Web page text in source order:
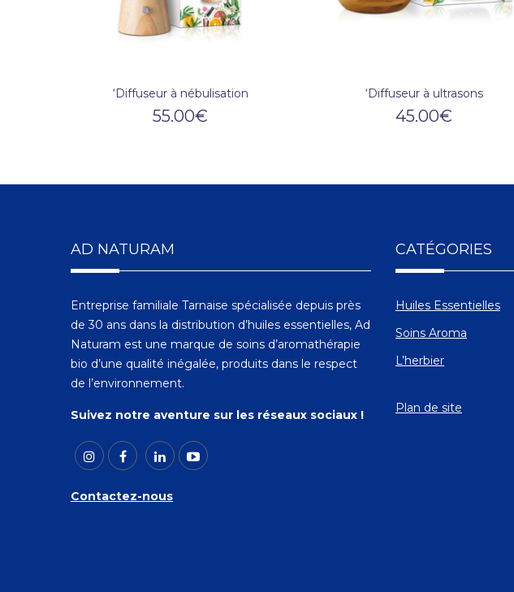
‘Diffuseur à nébulisation
55.00€
‘Diffuseur à ultrasons
45.00€
AD NATURAM
Entreprise familiale Tarnaise spécialisée depuis près
de 30 ans dans la distribution d’huiles essentielles, Ad
Naturam est une marque de soins d’aromathérapie
bio d’une qualité inégalée, produits dans le respect
de l’environnement.
Suivez notre aventure sur les réseaux sociaux !
Contactez-nous
CATÉGORIES
Huiles Essentielles
Soins Aroma
L’herbier
Plan de site